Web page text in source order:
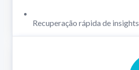
Recuperação rápida de insights